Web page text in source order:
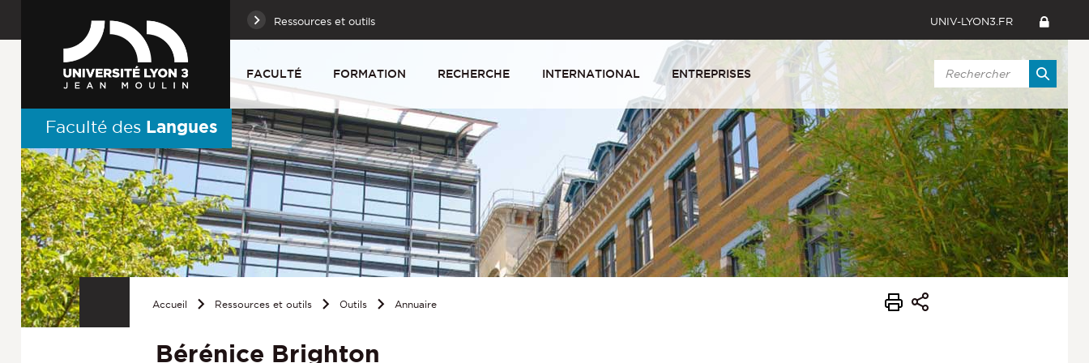
Ressources et outils UNIV-LYON3.FR
FACULTÉ FORMATION RECHERCHE INTERNATIONAL ENTREPRISES
Faculté des Langues
Accueil Ressources et outils Outils Annuaire
Bérénice Brighton